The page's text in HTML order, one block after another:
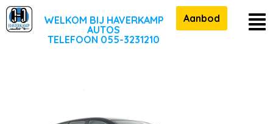
WELKOM BIJ HAVERKAMP
AUTOS
TELEFOON 055-3231210
Aanbod